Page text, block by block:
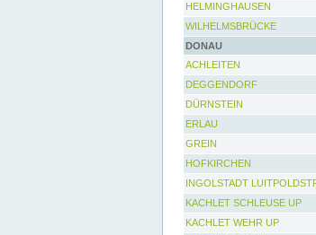
HELMINGHAUSEN
WILHELMSBRÜCKE
DONAU
ACHLEITEN
DEGGENDORF
DÜRNSTEIN
ERLAU
GREIN
HOFKIRCHEN
INGOLSTADT
KACHLET SCHLEUSE UP
KACHLET WEHR UP